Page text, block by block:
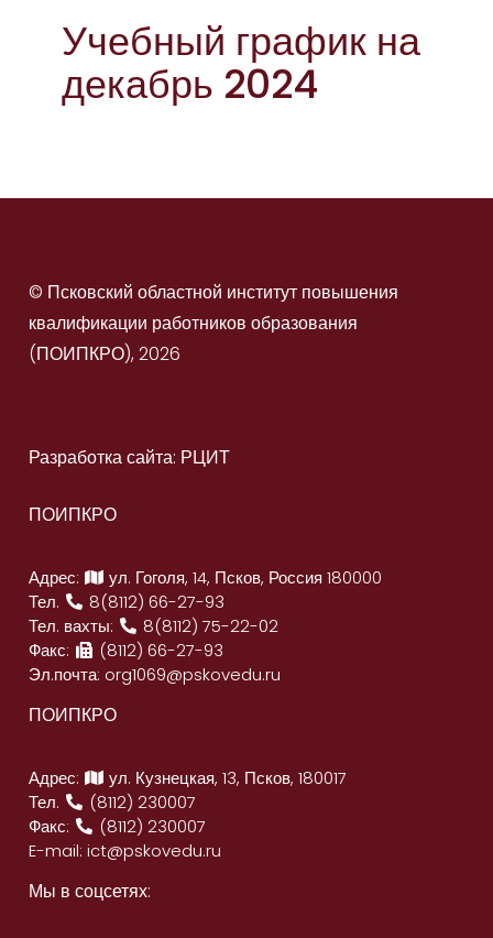
Учебный график на
декабрь 2024
© Псковский областной институт повышения
квалификации работников образования
(ПОИПКРО), 2026
Разработка сайта: РЦИТ
ПОИПКРО
Адрес:
ул. Гоголя, 14, Псков, Россия 180000
Тел.
8(8112) 66-27-93
Тел. вахты:
8(8112) 75-22-02
Факс:
(8112) 66-27-93
Эл.почта: org1069@pskovedu.ru
ПОИПКРО
Адрес:
ул. Кузнецкая, 13, Псков, 180017
Тел.
(8112) 230007
Факс:
(8112) 230007
E-mail:ict@pskovedu.ru
Мы в соцсетях: